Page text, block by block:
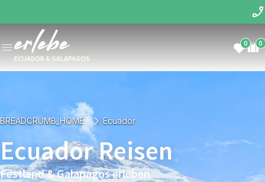
ECUADOR & GALAPAGOS
0 0
BREADCRUMB_HOME Ecuador
Ecuador Reisen
Festland & Galapagos erleben